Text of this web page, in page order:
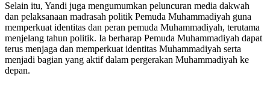
Selain itu, Yandi juga mengumumkan peluncuran media dakwah
dan pelaksanaan madrasah politik Pemuda Muhammadiyah guna
memperkuat identitas dan peran pemuda Muhammadiyah, terutama
menjelang tahun politik. Ia berharap Pemuda Muhammadiyah dapat
terus menjaga dan memperkuat identitas Muhammadiyah serta
menjadi bagian yang aktif dalam pergerakan Muhammadiyah ke
depan.